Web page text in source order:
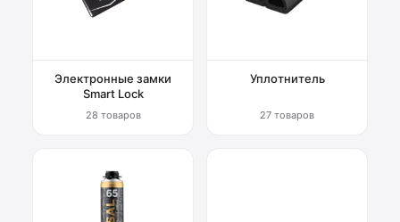
Электронные замки
Smart Lock
28 товаров
Уплотнитель
27 товаров